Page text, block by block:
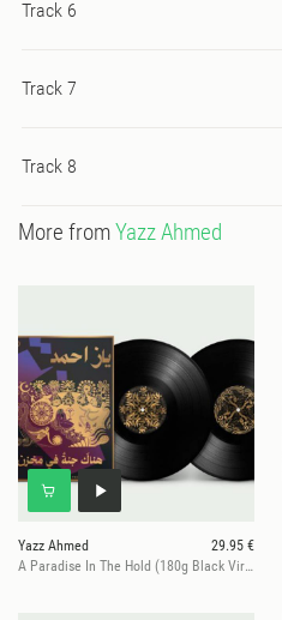
Track 6
Track 7
Track 8
More fromYazz Ahmed
Yazz Ahmed
29.95 €
A Paradise In The Hold (180g Black Virgin Vinyl)